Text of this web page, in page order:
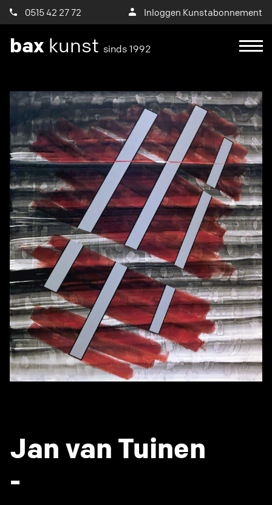
0515 42 27 72 Inloggen Kunstabonnement
bax kunst sinds 1992
Jan van Tuinen
-